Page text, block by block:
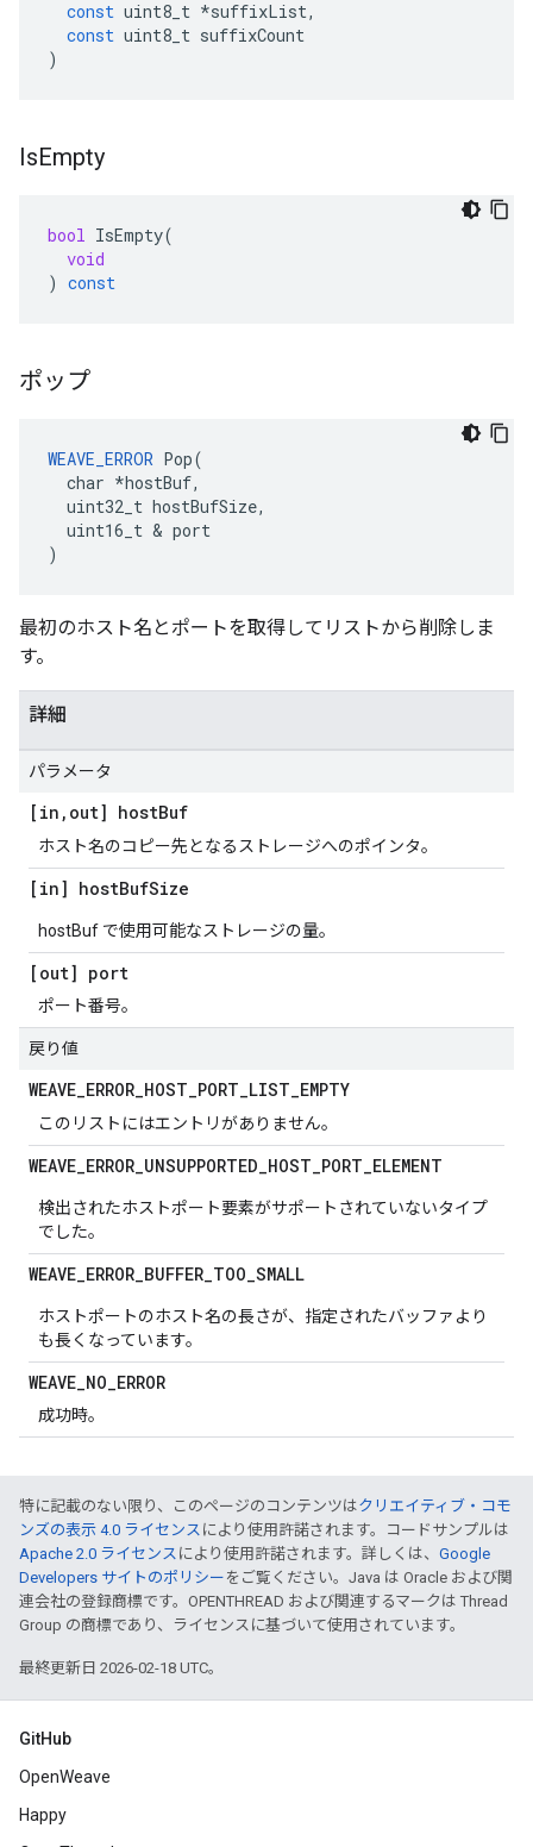
const uint8_t *suffixList,
const uint8_t suffixCount
)
IsEmpty
bool IsEmpty(
void
) const
ポップ
WEAVE_ERROR Pop(
  char *hostBuf,
  uint32_t hostBufSize,
  uint16_t & port
)
最初のホスト名とポートを取得してリストから削除しま
す。
詳細
パラメータ
[in , out] hostBuf
ホスト名のコピー先となるストレージへのポインタ。
[in] hostBufSize
hostBuf で使用可能なストレージの量。
[out] port
ポート番号。
戻り値
WEAVE_ERROR_HOST_PORT_LIST_EMPTY
このリストにはエントリがありません。
WEAVE_ERROR_UNSUPPORTED_HOST_PORT_ELEMENT
検出されたホストポート要素がサポートされていないタイプ
でした。
WEAVE_ERROR_BUFFER_TOO_SMALL
ホストポートのホスト名の長さが、指定されたバッファより
も長くなっています。
WEAVE_NO_ERROR
成功時。
特に記載のない限り、このページのコンテンツはクリエイティブ・コモ
ンズの表示 4.0 ライセンス により使用許諾されます。コードサンプルは
Apache 2.0 ライセンス により使用許諾されます。詳しくは、 Google
Developers サイトのポリシー をご覧ください。Java は Oracle および関
連会社の登録商標です。OPENTHREAD および関連するマークは Thread
Group の商標であり、ライセンスに基づいて使用されています。
最終更新日 2026-02-18 UTC。
GitHub
OpenWeave
Happy